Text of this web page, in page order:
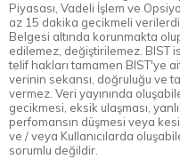
Piyasası, Vadeli İşlem ve
az 15 dakika gecikmeli
Belgesi altında korunmakta
edilemez, değiştirilemez. BIST
telif hakları tamamen BIST'ye
verinin sekansı, doğruluğu ve
vermez. Veri yayınında
gecikmesi, eksik ulaşması,
perfomansın düşmesi veya
ve / veya Kullanıcılarda
sorumlu değildir.